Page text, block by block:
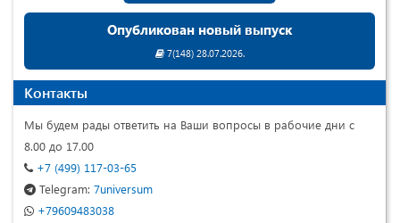
Опубликован новый выпуск
7(148) 28.07.2026.
Контакты
Мы будем рады ответить на Ваши вопросы в рабочие дни с
8.00 до 17.00
+7 (499) 117-03-65
Telegram: 7universum
+79609483038